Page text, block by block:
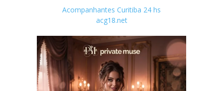
Acompanhantes Curitiba 24 hs
acg18.net